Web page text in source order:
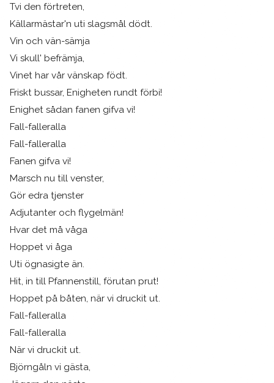
Tvi den förtreten,
Källarmästar'n uti slagsmål dödt.
Vin och vän-sämja
Vi skull' befrämja,
Vinet har vår vänskap födt.
Friskt bussar, Enigheten rundt förbi!
Enighet sådan fanen gifva vi!
Fall-falleralla
Fall-falleralla
Fanen gifva vi!
Marsch nu till venster,
Gör edra tjenster
Adjutanter och flygelmän!
Hvar det må våga
Hoppet vi åga
Uti ögnasigte än.
Hit, in till Pfannenstill, förutan prut!
Hoppet på båten, när vi druckit ut.
Fall-falleralla
Fall-falleralla
När vi druckit ut.
Björngåln vi gästa,